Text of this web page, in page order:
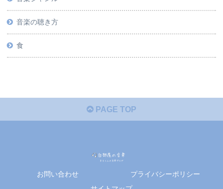
音楽の聴き方
食
PAGE TOP
お問い合わせ
プライバシーポリシー